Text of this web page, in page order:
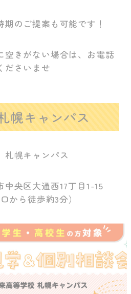
期のご提案も可能です！
きがない場合は、お電話
ださいませ
幌キャンパス
幌キャンパス
央区大通西17丁目1-15
から徒歩約3分）